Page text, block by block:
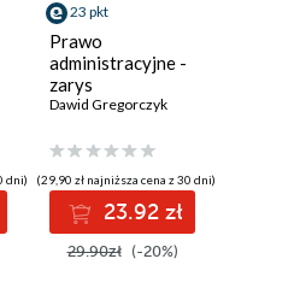
i
dni)
23 pkt
Prawo
administracyjne -
zarys
podstawowych
Dawid Gregorczyk
(29,90 zł najniższa cena z 30 dni)
23.92 zł
29.90zł (-20%)